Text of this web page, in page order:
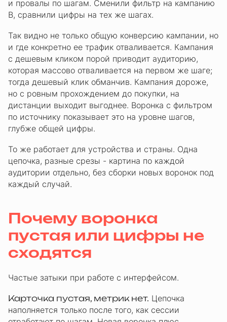
и провалы по шагам. Сменили фильтр на кампанию
B, сравнили цифры на тех же шагах.
Так видно не только общую конверсию кампании, но
и где конкретно ее трафик отваливается. Кампания
с дешевым кликом порой приводит аудиторию,
которая массово отваливается на первом же шаге;
тогда дешевый клик обманчив. Кампания дороже,
но с ровным прохождением до покупки, на
дистанции выходит выгоднее. Воронка с фильтром
по источнику показывает это на уровне шагов,
глубже общей цифры.
То же работает для устройства и страны. Одна
цепочка, разные срезы - картина по каждой
аудитории отдельно, без сборки новых воронок под
каждый случай.
Почему воронка
пустая или цифры не
сходятся
Частые затыки при работе с интерфейсом.
Карточка пустая, метрик нет. Цепочка
наполняется только после того, как сессии